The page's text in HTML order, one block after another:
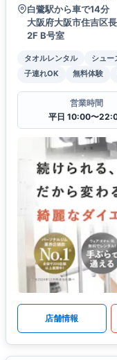
白鷺駅から車で14分
大阪府大阪市住吉区
2F B号室
タオルレンタル シュー
子連れOK
無料体験
営業時間
平日 10:00〜
店舗情報